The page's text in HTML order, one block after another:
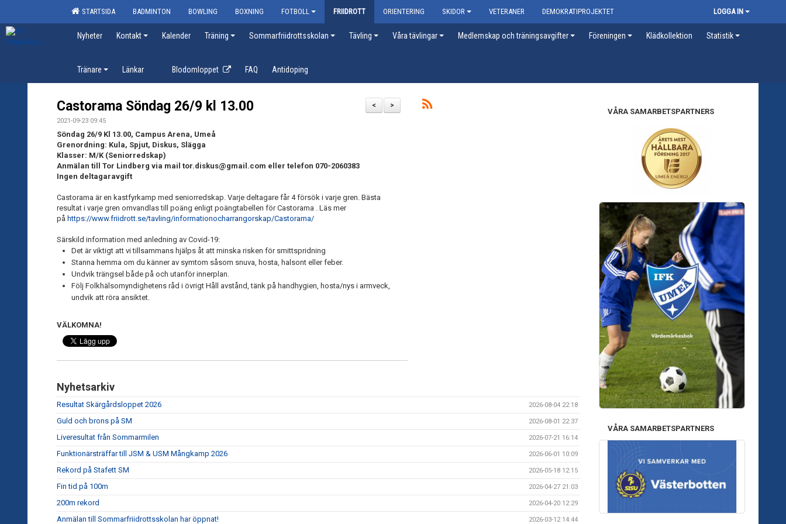
STARTSIDA BADMINTON BOWLING BOXNING FOTBOLL FRIIDROTT ORIENTERING SKIDOR VETERANER DEMOKRATIPROJEKTET LOGGA IN
Nyheter Kontakt Kalender Träning Sommarfriidrottsskolan Tävling Våra tävlingar Medlemskap och träningsavgifter Föreningen Klädkollektion Statistik
Tränare Länkar Blodomloppet FAQ Antidoping
>
<
Castorama Söndag 26/9 kl 13.00
2021-09-23 09:45
Söndag 26/9 Kl 13.00, Campus Arena, Umeå
Grenordning: Kula, Spjut, Diskus, Slägga
Klasser: M/K (Seniorredskap)
Anmälan till Tor Lindberg via mail tor.diskus@gmail.com eller telefon 070-2060383
Ingen deltagaravgift
Castorama är en kastfyrkamp med seniorredskap. Varje deltagare får 4 försök i varje gren. Bästa
resultat i varje gren omvandlas till poäng enligt poängtabellen för Castorama . Läs mer
på https://www.friidrott.se/tavling/informationocharrangorskap/Castorama/
Särskild information med anledning av Covid-19:
Det är viktigt att vi tillsammans hjälps åt att minska risken för smittspridning
Stanna hemma om du känner av symtom såsom snuva, hosta, halsont eller feber.
Undvik trängsel både på och utanför innerplan.
Följ Folkhälsomyndighetens råd i övrigt Håll avstånd, tänk på handhygien, hosta/nys i armveck,
undvik att röra ansiktet.
VÄLKOMNA!
Nyhetsarkiv
Resultat Skärgårdsloppet 2026 2026-08-04 22:18
Guld och brons på SM 2026-08-01 22:37
Liveresultat från Sommarmilen 2026-07-21 16:14
Funktionärsträffar till JSM & USM Mångkamp 2026 2026-06-01 10:09
Rekord på Stafett SM 2026-05-18 12:15
Fin tid på 100m 2026-04-27 21:03
200m rekord 2026-04-20 12:29
Anmälan till Sommarfriidrottsskolan har öppnat! 2026-03-12 14:44
VÅRA SAMARBETSPARTNERS
VÅRA SAMARBETSPARTNERS